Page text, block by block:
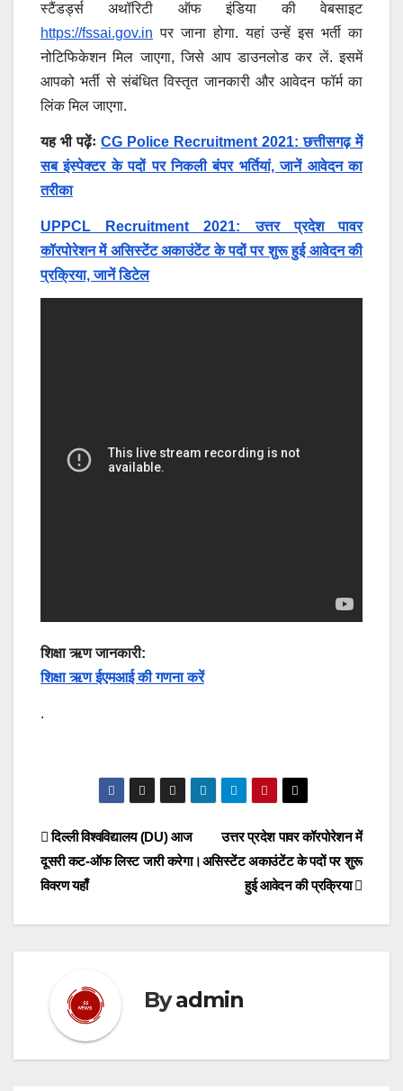
स्टैंडर्ड्स अथॉरिटी ऑफ इंडिया की वेबसाइट
https://fssai.gov.in पर जाना होगा. यहां उन्हें इस भर्ती का
नोटिफिकेशन मिल जाएगा, जिसे आप डाउनलोड कर लें. इसमें
आपको भर्ती से संबंधित विस्तृत जानकारी और आवेदन फॉर्म का
लिंक मिल जाएगा.
यह भी पढ़ेंः CG Police Recruitment 2021: छत्तीसगढ़ में
सब इंस्पेक्टर के पदों पर निकली बंपर भर्तियां, जानें आवेदन का
तरीका
UPPCL Recruitment 2021: उत्तर प्रदेश पावर
कॉरपोरेशन में असिस्टेंट अकाउंटेंट के पदों पर शुरू हुई आवेदन की
प्रक्रिया, जानें डिटेल
शिक्षा ऋण जानकारी:
शिक्षा ऋण ईएमआई की गणना करें
.
Post
navigation
उत्तर प्रदेश पावर कॉरपोरेशन में
असिस्टेंट अकाउंटेंट के पदों पर शुरू
हुई आवेदन की प्रक्रिया
दिल्ली विश्वविद्यालय (DU) आज
दूसरी कट-ऑफ लिस्ट जारी करेगा।
विवरण यहाँ
Byadmin